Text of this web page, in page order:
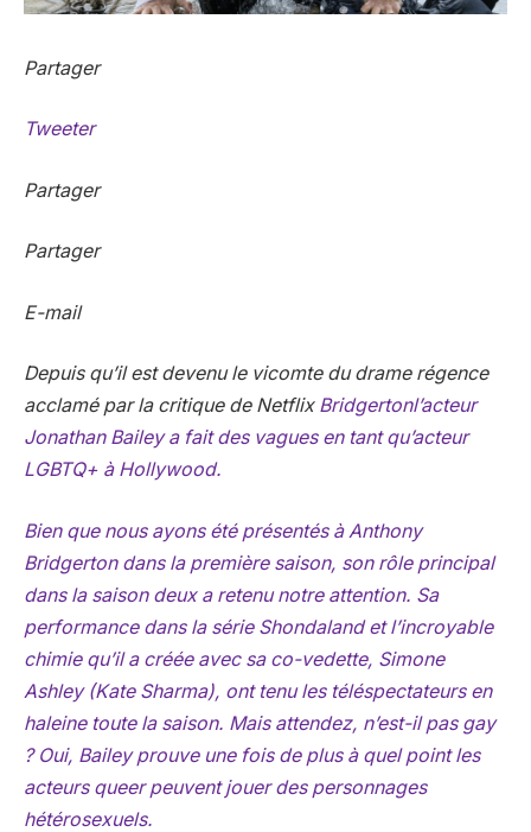
Partager
Tweeter
Partager
Partager
E-mail
Depuis qu’il est devenu le vicomte du drame régence
acclamé par la critique de Netflix Bridgertonl’acteur
Jonathan Bailey a fait des vagues en tant qu’acteur
LGBTQ+ à Hollywood.
Bien que nous ayons été présentés à Anthony
Bridgerton dans la première saison, son rôle principal
dans la saison deux a retenu notre attention. Sa
performance dans la série Shondaland et l’incroyable
chimie qu’il a créée avec sa co-vedette, Simone
Ashley (Kate Sharma), ont tenu les téléspectateurs en
haleine toute la saison. Mais attendez, n’est-il pas gay
? Oui, Bailey prouve une fois de plus à quel point les
acteurs queer peuvent jouer des personnages
hétérosexuels.